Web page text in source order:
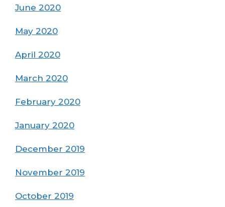
June 2020
May 2020
April 2020
March 2020
February 2020
January 2020
December 2019
November 2019
October 2019